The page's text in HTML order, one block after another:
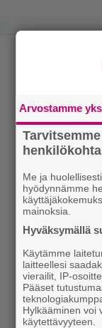
Arvostamme
Me ja
hyödynnämme
mainoksia.
Hyväksymällä
Käytämme
laitteellesi
vierailit, IP-
Pääset
Hylkääminen voi
käytettävyyteen.